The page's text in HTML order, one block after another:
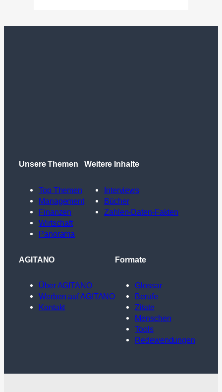
Unsere Themen
Top Themen
Management
Finanzen
Wirtschaft
Panorama
Weitere Inhalte
Interviews
Bücher
Zahlen-Daten-Fakten
AGITANO
Über AGITANO
Werben auf AGITANO
Kontakt
Formate
Glossar
Berufe
Zitate
Menschen
Tools
Redewendungen